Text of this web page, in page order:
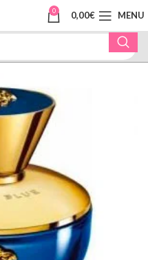
0 0,00€ MENU